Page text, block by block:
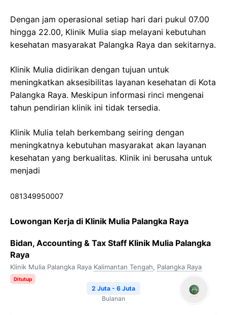
Dengan jam operasional setiap hari dari pukul 07.00
hingga 22.00, Klinik Mulia siap melayani kebutuhan
kesehatan masyarakat Palangka Raya dan sekitarnya.
Klinik Mulia didirikan dengan tujuan untuk
meningkatkan aksesibilitas layanan kesehatan di Kota
Palangka Raya. Meskipun informasi rinci mengenai
tahun pendirian klinik ini tidak tersedia.
Klinik Mulia telah berkembang seiring dengan
meningkatnya kebutuhan masyarakat akan layanan
kesehatan yang berkualitas. Klinik ini berusaha untuk
menjadi
081349950007
Lowongan Kerja di Klinik Mulia Palangka Raya
Bidan, Accounting & Tax Staff Klinik Mulia Palangka
Raya
Klinik Mulia Palangka Raya Kalimantan Tengah, Palangka Raya
Ditutup
2 Juta - 6 Juta
Bulanan